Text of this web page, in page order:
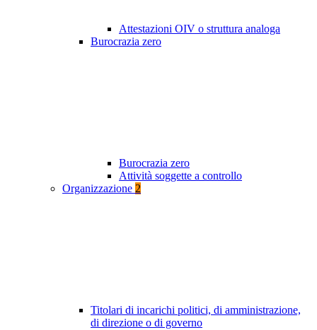
Attestazioni OIV o struttura analoga
Burocrazia zero
Burocrazia zero
Attività soggette a controllo
Organizzazione 2
Titolari di incarichi politici, di amministrazione,
di direzione o di governo